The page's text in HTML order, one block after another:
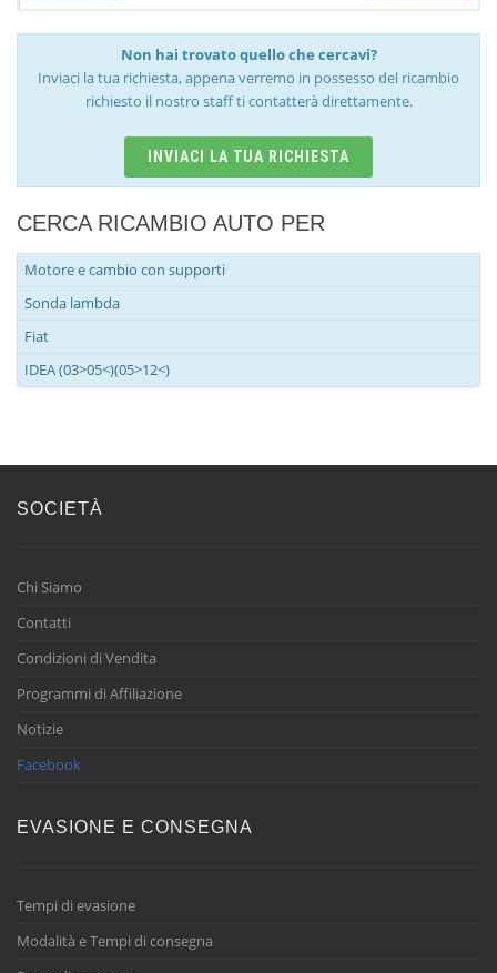
Non hai trovato quello che cercavi?
Inviaci la tua richiesta, appena verremo in possesso del ricambio
richiesto il nostro staff ti contatterà direttamente.
INVIACI LA TUA RICHIESTA
CERCA RICAMBIO AUTO PER
Motore e cambio con supporti
Sonda lambda
Fiat
IDEA (03>05<)(05>12<)
SOCIETÀ
Chi Siamo
Contatti
Condizioni di Vendita
Programmi di Affiliazione
Notizie
Facebook
EVASIONE E CONSEGNA
Tempi di evasione
Modalità e Tempi di consegna